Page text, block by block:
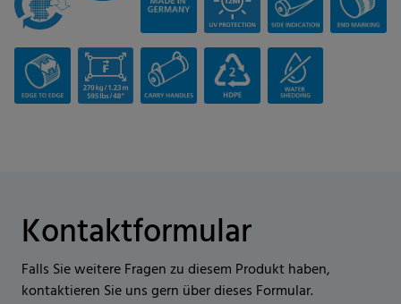
Kontaktformular
Falls Sie weitere Fragen zu diesem Produkt haben,
kontaktieren Sie uns gern über dieses Formular.